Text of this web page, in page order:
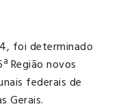
foi determinado
Região novos
federais de
Gerais.